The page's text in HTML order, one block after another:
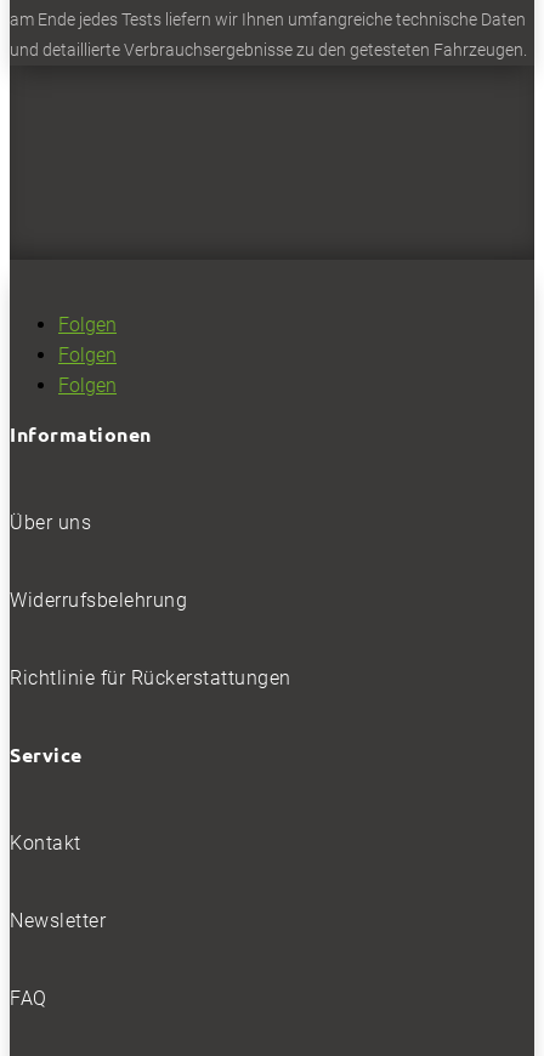
am Ende jedes Tests liefern wir Ihnen umfangreiche technische Daten
und detaillierte Verbrauchsergebnisse zu den getesteten Fahrzeugen.
Folgen
Folgen
Folgen
Informationen
Über uns
Widerrufsbelehrung
Richtlinie für Rückerstattungen
Service
Kontakt
Newsletter
FAQ